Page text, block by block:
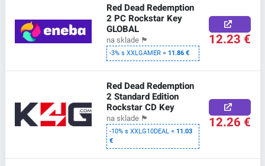
Red Dead Redemption
2 PC Rockstar Key
GLOBAL
na sklade 🏴
-3% s XXLGAMER =11.86 €
12.23 €
Red Dead Redemption
2 Standard Edition
Rockstar CD Key
na sklade 🏴
-10% s XXLG10DEAL =11.03
€
12.26 €